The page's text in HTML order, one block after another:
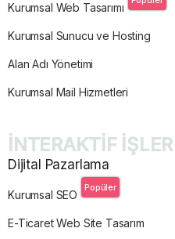
Kurumsal Web Tasarımı
Kurumsal Sunucu ve Hosting
Alan Adı Yönetimi
Kurumsal Mail Hizmetleri
İNTERAKTİF İŞLER
Dijital Pazarlama
Kurumsal SEO
Popüler
E-Ticaret Web Site Tasarım